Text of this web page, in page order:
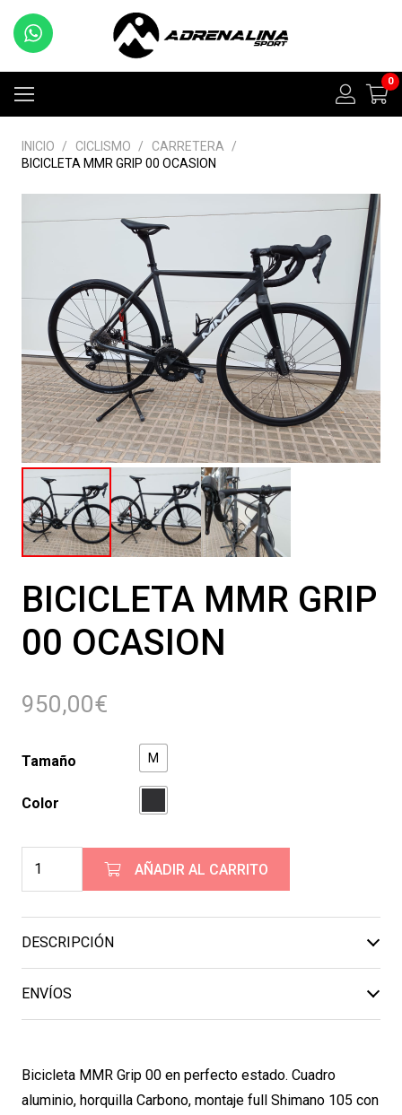
0
INICIO / CICLISMO / CARRETERA
/
BICICLETA MMR GRIP 00 OCASION
BICICLETA MMR GRIP
00 OCASION
950,00€
Tamaño M
Color
00
cantidad
AÑADIR AL CARRITO
DESCRIPCIÓN
ENVÍOS
Bicicleta MMR Grip 00 en perfecto estado. Cuadro
aluminio, horquilla Carbono, montaje full Shimano 105 con